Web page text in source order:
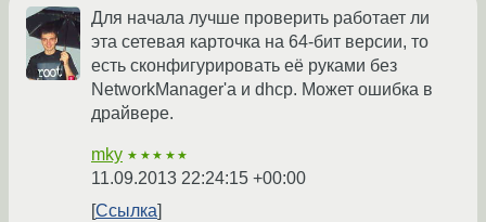
Для начала лучше проверить работает ли
эта сетевая карточка на 64-бит версии, то
есть сконфигурировать её руками без
NetworkManager'а и dhcp. Может ошибка в
драйвере.
mky ★★★★★
11.09.2013 22:24:15 +00:00
Ссылка